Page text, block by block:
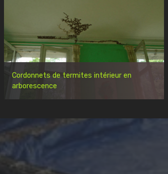
Cordonnets de termites intérieur en
arborescence